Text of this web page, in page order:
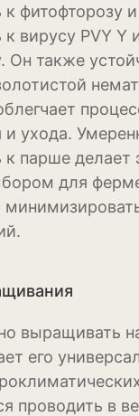
к фитофторозу
вирусу PVY Y
Он также
ухода.
к парше делает
для
выращивать
его
проводить в